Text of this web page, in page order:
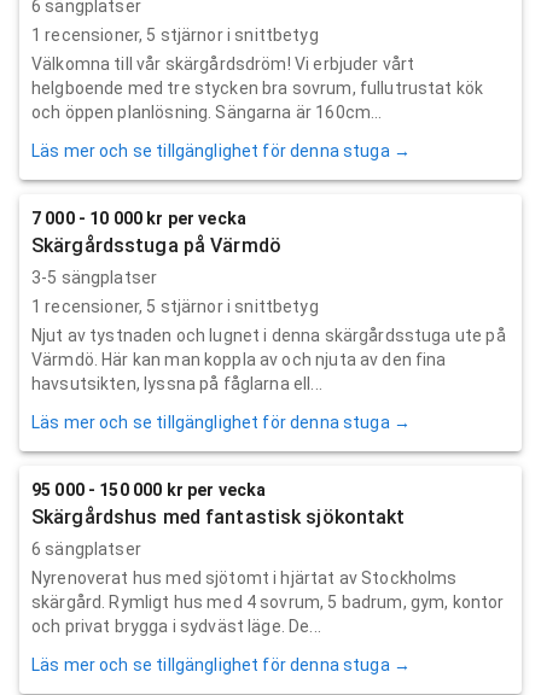
6 sängplatser
1 recensioner, 5 stjärnor i snittbetyg
Välkomna till vår skärgårdsdröm! Vi erbjuder vårt
helgboende med tre stycken bra sovrum, fullutrustat kök
och öppen planlösning. Sängarna är 160cm...
Läs mer och se tillgänglighet för denna stuga →
7 000 - 10 000 kr per vecka
Skärgårdsstuga på Värmdö
3-5 sängplatser
1 recensioner, 5 stjärnor i snittbetyg
Njut av tystnaden och lugnet i denna skärgårdsstuga ute på
Värmdö. Här kan man koppla av och njuta av den fina
havsutsikten, lyssna på fåglarna ell...
Läs mer och se tillgänglighet för denna stuga →
95 000 - 150 000 kr per vecka
Skärgårdshus med fantastisk sjökontakt
6 sängplatser
Nyrenoverat hus med sjötomt i hjärtat av Stockholms
skärgård. Rymligt hus med 4 sovrum, 5 badrum, gym, kontor
och privat brygga i sydväst läge. De...
Läs mer och se tillgänglighet för denna stuga →